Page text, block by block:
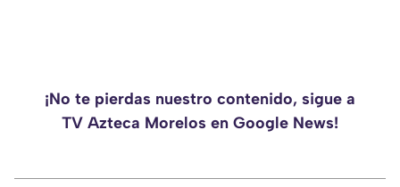
¡No te pierdas nuestro contenido, sigue a
TV Azteca Morelos en Google News!